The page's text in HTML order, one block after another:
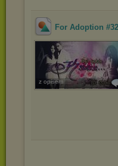
For Adoption
z opisem